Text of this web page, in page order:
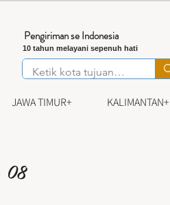
10 tahun melayani sepenuh hati
Pengiriman se Indonesia
JAWA TIMUR+ KALIMANTAN+
08